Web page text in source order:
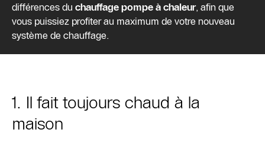
différences du chauffage pompe à chaleur, afin que
vous puissiez profiter au maximum de votre nouveau
système de chauffage.
1. Il fait toujours chaud à la
maison